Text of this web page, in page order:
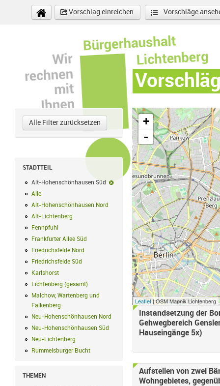
Direkt zum Inhalt
Vorschlag einreichen
Vorschläge
Alle Filter zurücksetzen
STADTTEIL
Alt-Hohenschönhausen Süd
Alt-Hohenschönhausen Süd-Filter
Alle
Alt-Hohenschönhausen Nord
Alt-Hohenschönhausen Nord Filter
Alt-Lichtenberg Alt-Lichtenberg Filter anwenden
Fennpfuhl
Frankfurter Allee Süd
Frankfurter Allee Süd Filter anwenden
Friedrichsfelde Nord
Friedrichsfelde Nord Filter anwenden
Friedrichsfelde Süd
Friedrichsfelde Süd Filter anwenden
Karlshorst
Lichtenberg (gesamt) Lichtenberg (gesamt) Filter anwenden
Malchow, Wartenberg und
Falkenberg Malchow, Wartenberg und Falkenberg Filter anwenden
Neu-Hohenschönhausen Nord
Neu-Hohenschönhausen Nord Filter
Neu-Hohenschönhausen Süd
Neu-Hohenschönhausen Süd Filter
Neu-Lichtenberg
Rummelsburger Bucht Rummelsburger Bucht Filter anwenden
THEMEN
+
-
Leaflet| OSM Mapnik Lichtenberg
Instandsetzung der
Gehwegbereich
Hauseingänge 5x)
Aufstellen von zwei
Wohngebietes,